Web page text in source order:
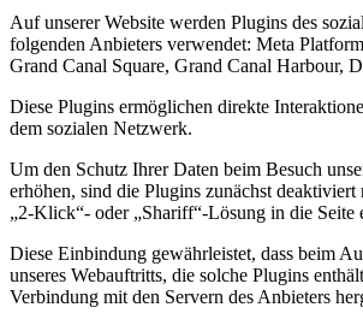
Auf unserer Website werden Plugins des
folgenden Anbieters verwendet: Meta
Grand Canal Square, Grand Canal Harbour,
Diese Plugins ermöglichen direkte
dem sozialen Netzwerk.
Um den Schutz Ihrer Daten beim Besuch
erhöhen, sind die Plugins zunächst deaktiviert
„2-Klick“- oder „Shariff“-Lösung in die Seite
Diese Einbindung gewährleistet, dass beim
unseres Webauftritts, die solche Plugins
Verbindung mit den Servern des Anbieters